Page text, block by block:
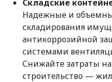
Складские
Надежные и
складирования
антикоррозийной
системами
Снижайте затраты
строительство —